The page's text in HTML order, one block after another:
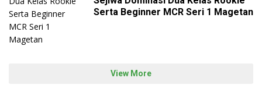
Serta Beginner MCR Seri 1 Magetan
View More